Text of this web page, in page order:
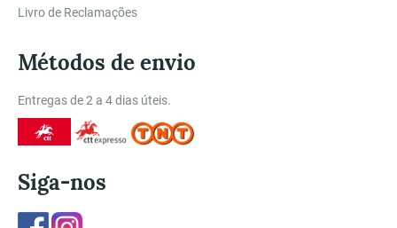
Livro de Reclamações
Métodos de envio
Entregas de 2 a 4 dias úteis.
Siga-nos
FacebookInstagram